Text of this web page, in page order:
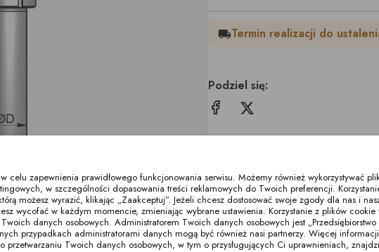
local_shippingTermin realizacji do
Podziel się:
celu zapewnienia prawidłowego funkcjonowania serwisu. Możemy również wykorzystywać
w szczególności dopasowania treści reklamowych do Twoich preferencji.
możesz wyrazić, klikając „Zaakceptuj”. Jeżeli chcesz dostosować swoje zgody dla nas i
wycofać w każdym momencie, zmieniając wybrane ustawienia. Korzystanie z plików
danych osobowych. Administratorem Twoich danych osobowych jest „Przedsiębiorstwo
przypadkach administratorami danych mogą być również nasi partnerzy. Więcej
przetwarzaniu Twoich danych osobowych, w tym o przysługujących Ci uprawnieniach,